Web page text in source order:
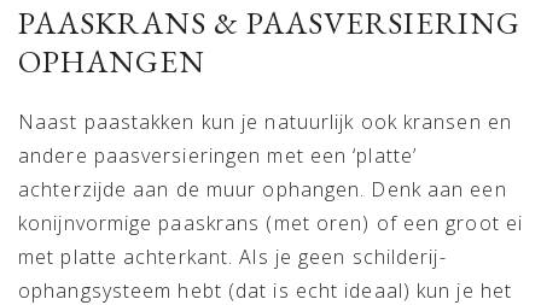
PAASKRANS & PAASVERSIERING
OPHANGEN
Naast paastakken kun je natuurlijk ook kransen en
andere paasversieringen met een ‘platte’
achterzijde aan de muur ophangen. Denk aan een
konijnvormige paaskrans (met oren) of een groot ei
met platte achterkant. Als je geen schilderij-
ophangsysteem hebt (dat is echt ideaal) kun je het